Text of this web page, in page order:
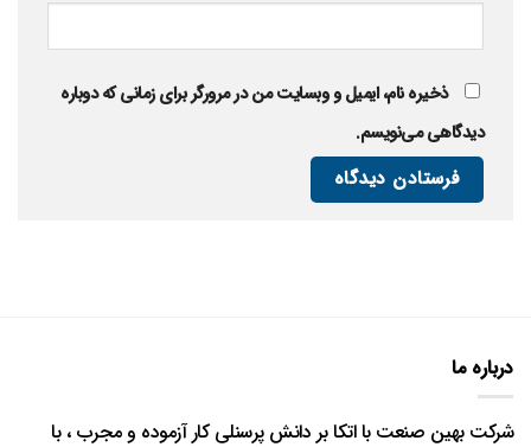
ذخیره نام، ایمیل و وبسایت من در مرورگر برای زمانی که دوباره
دیدگاهی می‌نویسم.
درباره ما
شرکت بهین صنعت با اتکا بر دانش پرسنلی کار آزموده و مجرب ، با